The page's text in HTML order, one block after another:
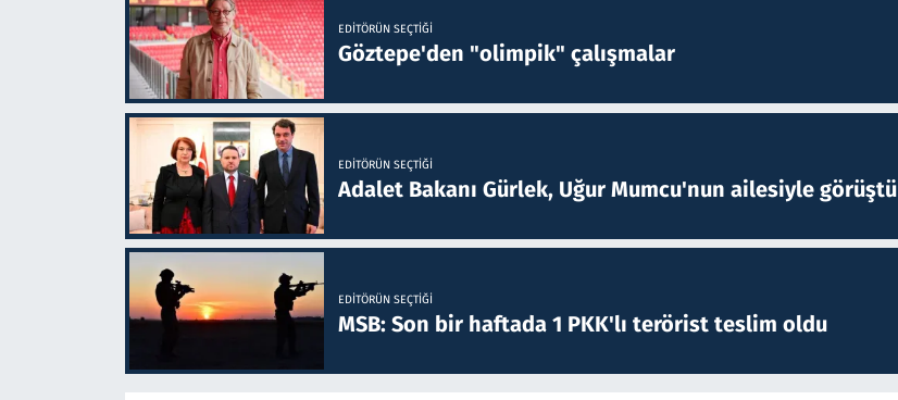
EDITÖRÜN SEÇTIĞI
Göztepe'den "olimpik" çalışmalar
EDITÖRÜN SEÇTIĞI
Adalet Bakanı Gürlek, Uğur Mumcu'nun ailesiyle görüştü
EDITÖRÜN SEÇTIĞI
MSB: Son bir haftada 1 PKK'lı terörist teslim oldu